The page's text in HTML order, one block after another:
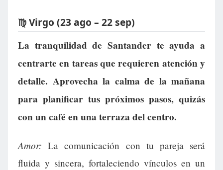
♍ Virgo (23 ago – 22 sep)
La tranquilidad de Santander te ayuda a
centrarte en tareas que requieren atención y
detalle. Aprovecha la calma de la mañana
para planificar tus próximos pasos, quizás
con un café en una terraza del centro.
Amor: La comunicación con tu pareja será
fluida y sincera, fortaleciendo vínculos en un